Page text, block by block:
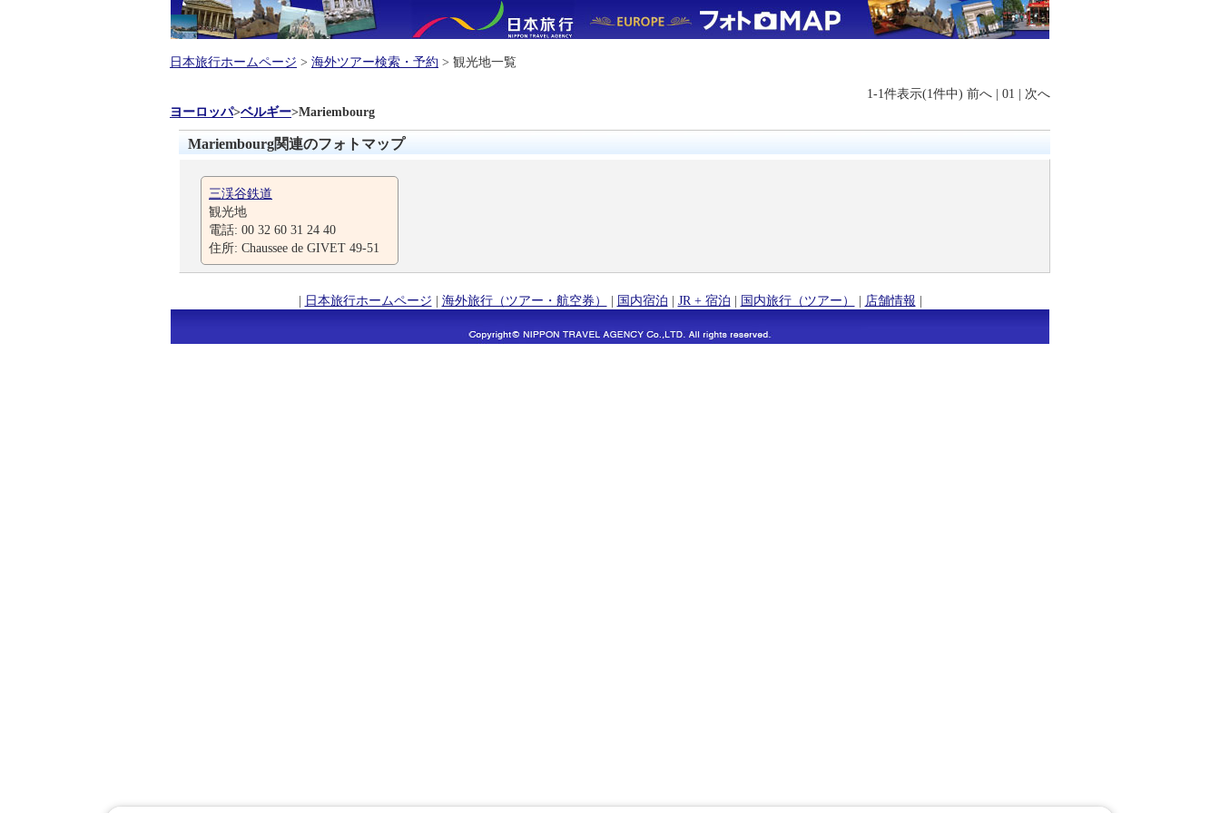
日本旅行ホームページ > 海外ツアー検索・予約 > 観光地一覧
1-1件表示(1件中) 前へ | 01 | 次へ
ヨーロッパ>ベルギー>Mariembourg
Mariembourg関連のフォトマップ
三渓谷鉄道
観光地
電話: 00 32 60 31 24 40
住所: Chaussee de GIVET 49-51
| 日本旅行ホームページ | 海外旅行（ツアー・航空券） | 国内宿泊 | JR + 宿泊 | 国内旅行（ツアー） | 店舗情報 |